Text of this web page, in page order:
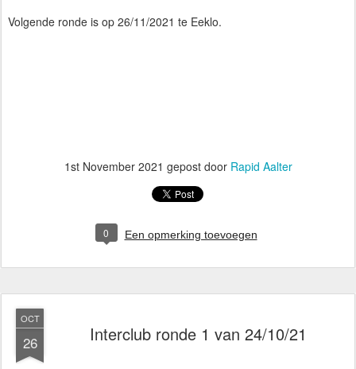
Volgende ronde is op 26/11/2021 te Eeklo.
1st November 2021 gepost door Rapid Aalter
0 Een opmerking toevoegen
OCT
26 Interclub ronde 1 van 24/10/21